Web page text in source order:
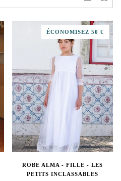
ÉCONOMISEZ 50 €
ROBE ALMA - FILLE - LES
PETITS INCLASSABLES